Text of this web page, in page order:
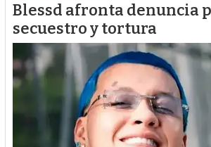
Blessd afronta denuncia
secuestro y tortura